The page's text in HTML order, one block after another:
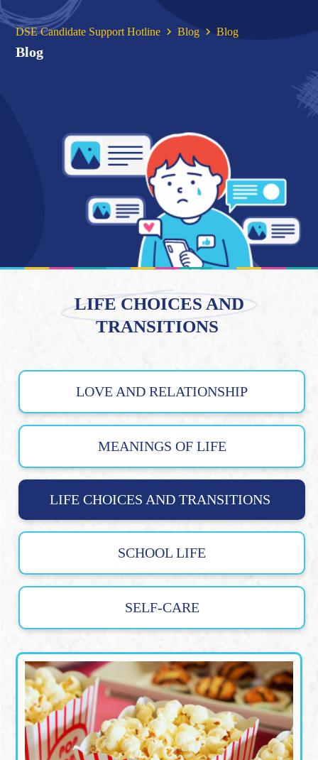
DSE Candidate Support Hotline Blog Blog
Blog
LIFE CHOICES AND
TRANSITIONS
LOVE AND RELATIONSHIP
MEANINGS OF LIFE
LIFE CHOICES AND TRANSITIONS
SCHOOL LIFE
SELF-CARE